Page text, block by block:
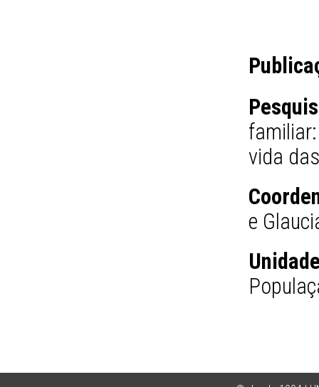
vida
e